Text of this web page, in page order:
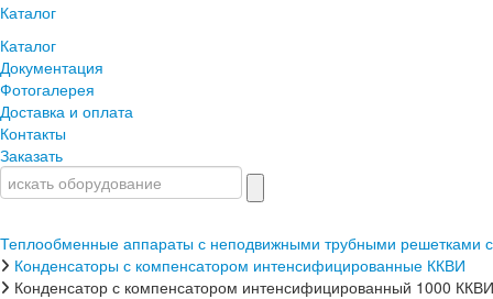
Каталог
Каталог
Документация
Фотогалерея
Доставка и оплата
Контакты
Заказать
Теплообменные аппараты с неподвижными трубными решетками
Конденсаторы с компенсатором интенсифицированные ККВИ
Конденсатор с компенсатором интенсифицированный 1000